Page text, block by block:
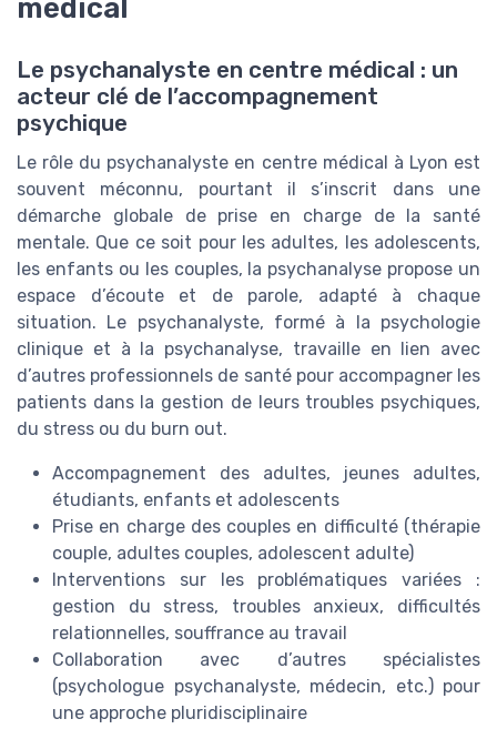
médical
Le psychanalyste en centre médical : un
acteur clé de l’accompagnement
psychique
Le rôle du psychanalyste en centre médical à Lyon est
souvent méconnu, pourtant il s’inscrit dans une
démarche globale de prise en charge de la santé
mentale. Que ce soit pour les adultes, les adolescents,
les enfants ou les couples, la psychanalyse propose un
espace d’écoute et de parole, adapté à chaque
situation. Le psychanalyste, formé à la psychologie
clinique et à la psychanalyse, travaille en lien avec
d’autres professionnels de santé pour accompagner les
patients dans la gestion de leurs troubles psychiques,
du stress ou du burn out.
Accompagnement des adultes, jeunes adultes,
étudiants, enfants et adolescents
Prise en charge des couples en difficulté (thérapie
couple, adultes couples, adolescent adulte)
Interventions sur les problématiques variées :
gestion du stress, troubles anxieux, difficultés
relationnelles, souffrance au travail
Collaboration avec d’autres spécialistes
(psychologue psychanalyste, médecin, etc.) pour
une approche pluridisciplinaire